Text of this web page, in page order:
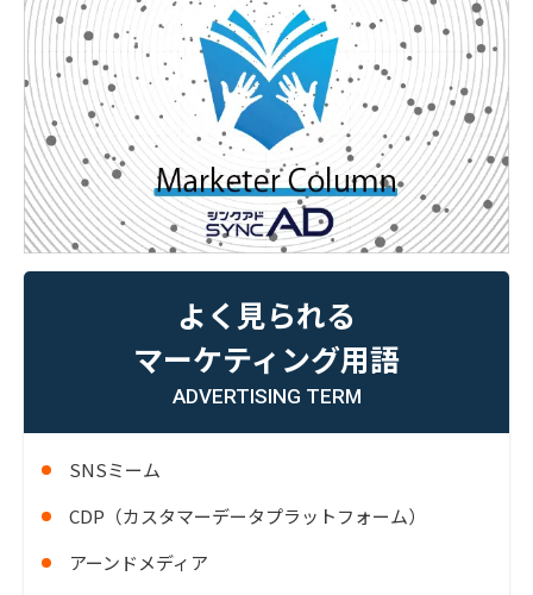
よく見られる
マーケティング用語
ADVERTISING TERM
SNSミーム
CDP（カスタマーデータプラットフォーム）
アーンドメディア